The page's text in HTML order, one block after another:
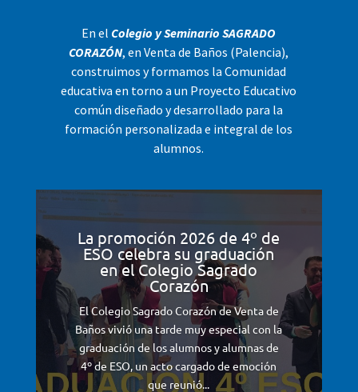
En el Colegio y Seminario SAGRADO
CORAZÓN, en Venta de Baños (Palencia),
construimos y formamos la Comunidad
educativa en torno a un Proyecto Educativo
común diseñado y desarrollado para la
formación personalizada e integral de los
alumnos.
La promoción 2026 de 4º de
ESO celebra su graduación
en el Colegio Sagrado
Corazón
El Colegio Sagrado Corazón de Venta de
Baños vivió una tarde muy especial con la
graduación de los alumnos y alumnas de
4º de ESO, un acto cargado de emoción
que reunió...